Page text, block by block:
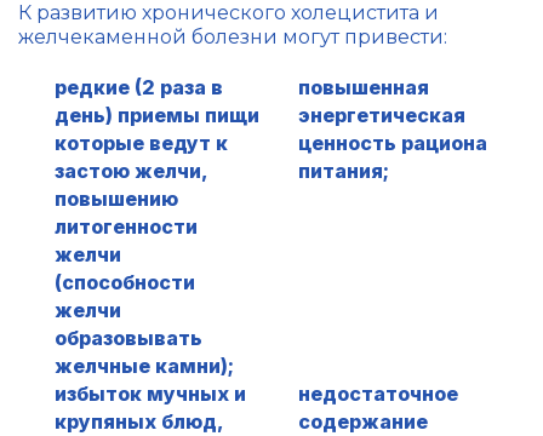
К развитию хронического холецистита и
желчекаменной болезни могут привести:
редкие (2 раза в
день) приемы пищи
которые ведут к
застою желчи,
повышению
литогенности
желчи
(способности
желчи
образовывать
желчные камни);
повышенная
энергетическая
ценность рациона
питания;
избыток мучных и
крупяных блюд,
недостаточное
содержание